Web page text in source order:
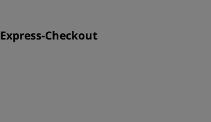
Express-Checkout